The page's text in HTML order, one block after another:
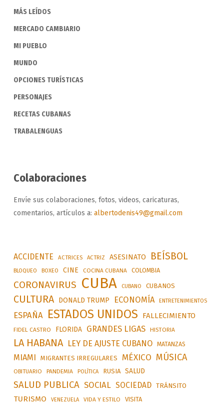
MÁS LEÍDOS
MERCADO CAMBIARIO
MI PUEBLO
MUNDO
OPCIONES TURÍSTICAS
PERSONAJES
RECETAS CUBANAS
TRABALENGUAS
Colaboraciones
Envíe sus colaboraciones, fotos, videos, caricaturas,
comentarios, artículos a: albertodenis49@gmail.com
ACCIDENTE ACTRICES ACTRIZ ASESINATO BEÍSBOL
BLOQUEO BOXEO CINE COCINA CUBANA COLOMBIA
CORONAVIRUS CUBA CUBANO CUBANOS
CULTURA DONALD TRUMP ECONOMÍA ENTRETENIMIENTOS
ESPAÑA ESTADOS UNIDOS FALLECIMIENTO
FIDEL CASTRO FLORIDA GRANDES LIGAS HISTORIA
LA HABANA LEY DE AJUSTE CUBANO MATANZAS
MIAMI MIGRANTES IRREGULARES MÉXICO MÚSICA
OBITUARIO PANDEMIA POLÍTICA RUSIA SALUD
SALUD PUBLICA SOCIAL SOCIEDAD TRÁNSITO
TURISMO VENEZUELA VIDA Y ESTILO VISITA